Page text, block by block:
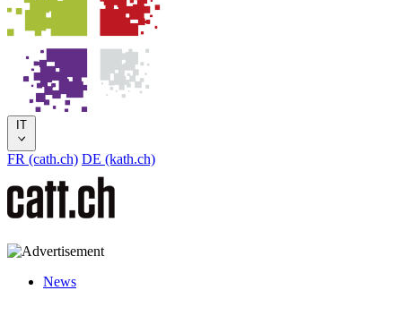
IT
FR (cath.ch) DE (kath.ch)
News